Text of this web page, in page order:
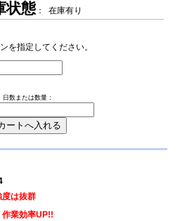
状態： 在庫有り
を指定してください。
日数または数量：
度は抜群
作業効率UP!!